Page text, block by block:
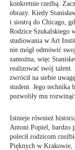
konkretnie rzeźbą.
obrazy. Kiedy
i siostrą do Chicago,
Rodzice Szukalskiego
studiowania w Art
nie mógł odmówić
zamożna, więc
realizować swój talent.
zwrócił na siebie
student. Jego technika
pozwoliły mu
Istnieje również
Antoni Popiel, bardzo
polecił rodzicom
Pięknych w Krakowie,